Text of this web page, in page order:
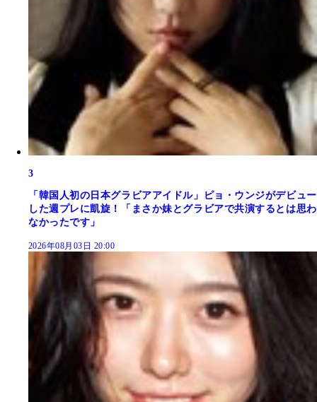
3
「韓国人初の日本グラビアアイドル」ピョ・ウンジがデビュー
した週プレに凱旋！「まさか妹とグラビアで共演するとは思わ
なかったです」
2026年08月03日 20:00